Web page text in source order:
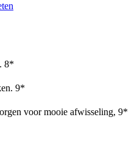
8*
9*
voor mooie afwisseling, 9*